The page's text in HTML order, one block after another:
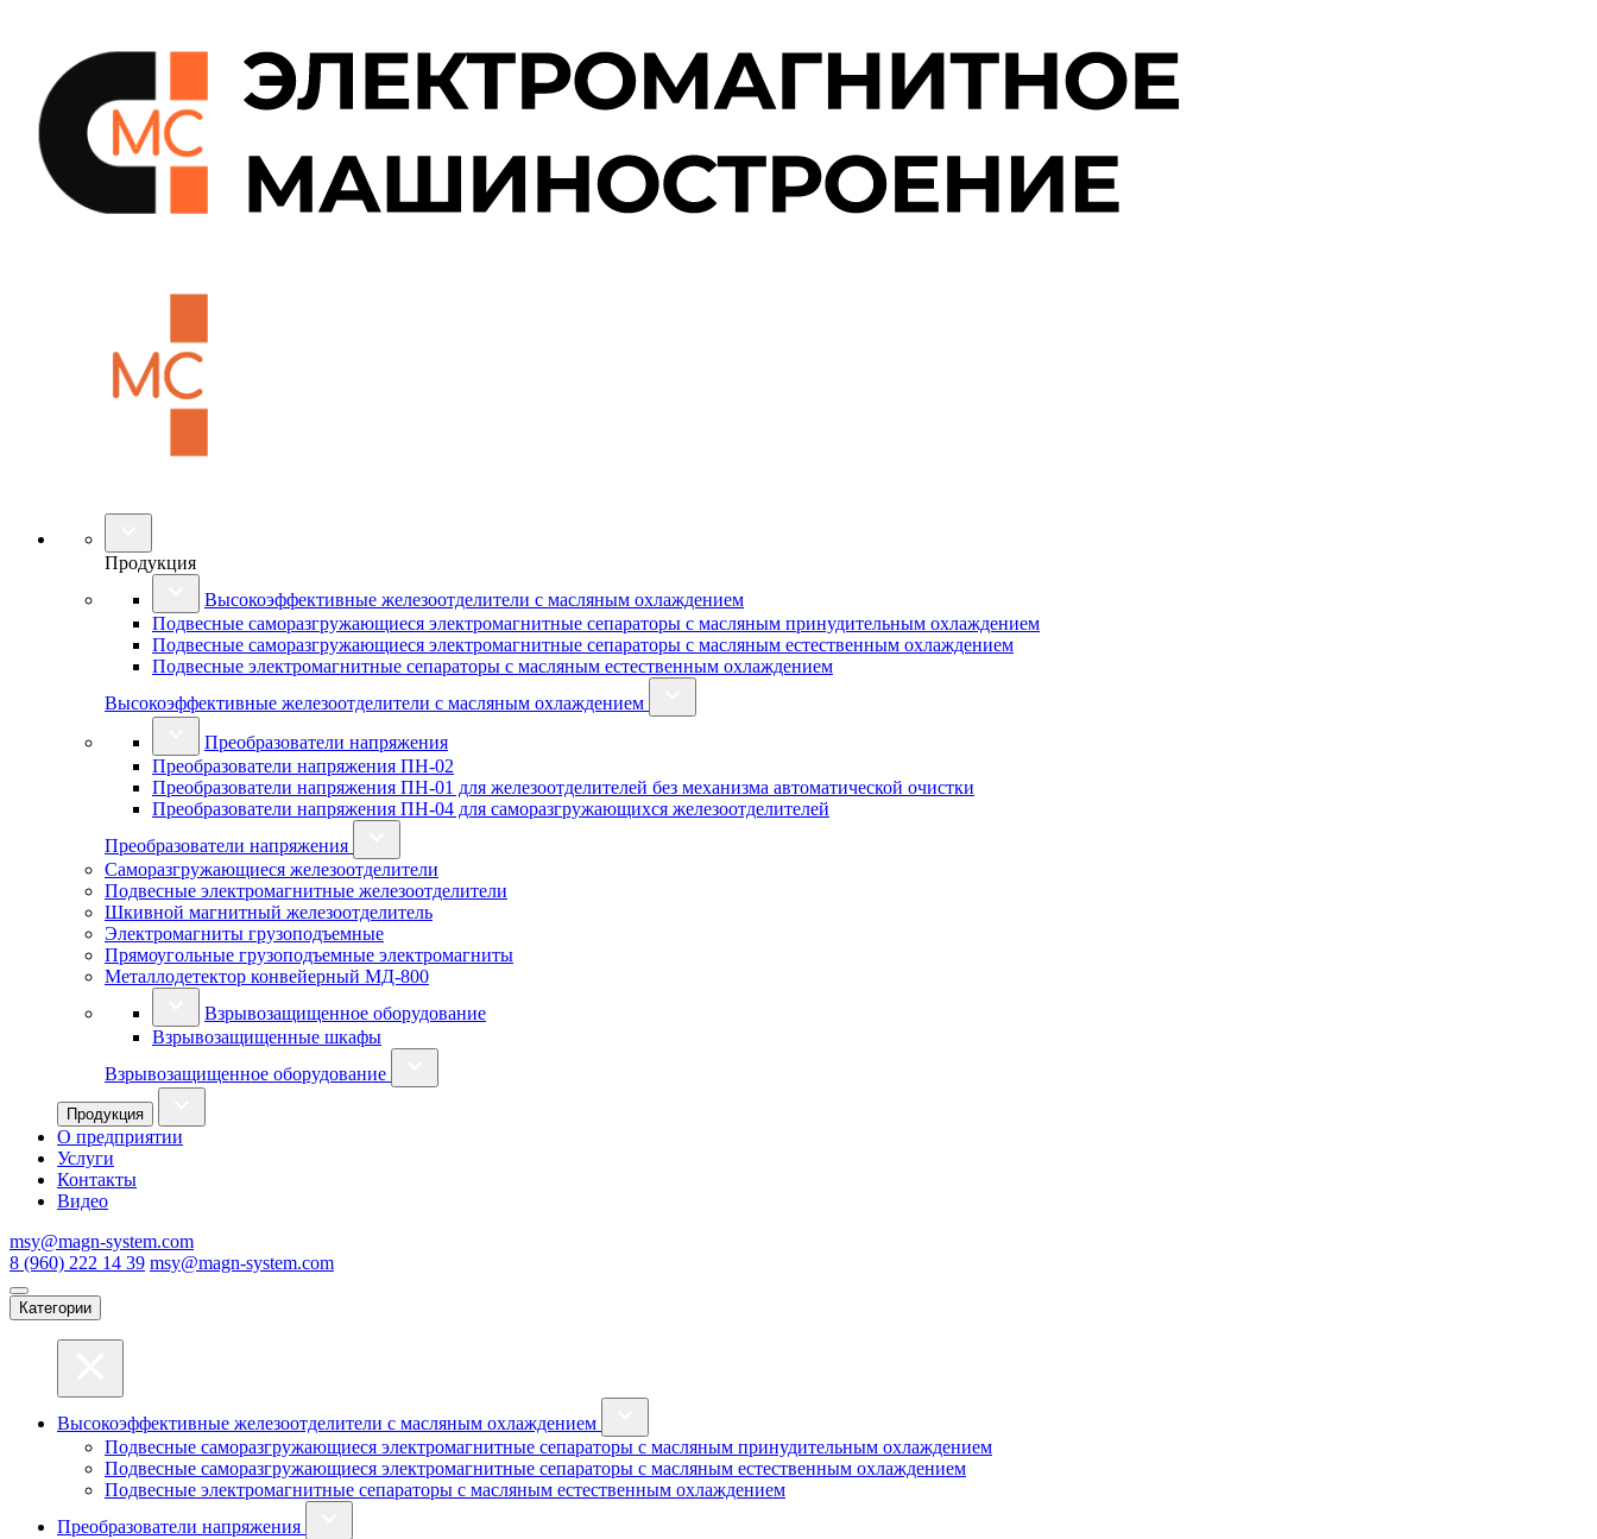
Продукция
Высокоэффективные железоотделители с масляным охлаждением
Подвесные саморазгружающиеся электромагнитные сепараторы с масляным принудительным охлаждением
Подвесные саморазгружающиеся электромагнитные сепараторы с масляным естественным охлаждением
Подвесные электромагнитные сепараторы с масляным естественным охлаждением
Высокоэффективные железоотделители с масляным охлаждением
Преобразователи напряжения
Преобразователи напряжения ПН-02
Преобразователи напряжения ПН-01 для железоотделителей без механизма автоматической очистки
Преобразователи напряжения ПН-04 для саморазгружающихся железоотделителей
Преобразователи напряжения
Саморазгружающиеся железоотделители
Подвесные электромагнитные железоотделители
Шкивной магнитный железоотделитель
Электромагниты грузоподъемные
Прямоугольные грузоподъемные электромагниты
Металлодетектор конвейерный МД-800
Взрывозащищенное оборудование
Взрывозащищенные шкафы
Взрывозащищенное оборудование
Продукция
О предприятии
Услуги
Контакты
Видео
msy@magn-system.com
8 (960) 222 14 39 msy@magn-system.com
Категории
Высокоэффективные железоотделители с масляным охлаждением
Подвесные саморазгружающиеся электромагнитные сепараторы с масляным принудительным охлаждением
Подвесные саморазгружающиеся электромагнитные сепараторы с масляным естественным охлаждением
Подвесные электромагнитные сепараторы с масляным естественным охлаждением
Преобразователи напряжения